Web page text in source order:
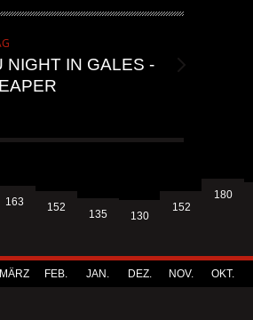
NIGHT IN GALES -
163
MÄRZ
152
FEB.
135
JAN.
130
DEZ.
152
NOV.
180
OKT.